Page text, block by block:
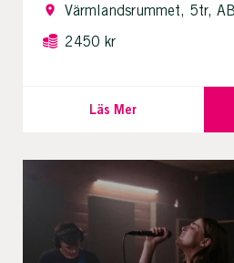
Värmlandsrummet, 5tr,
2450 kr
Läs Mer